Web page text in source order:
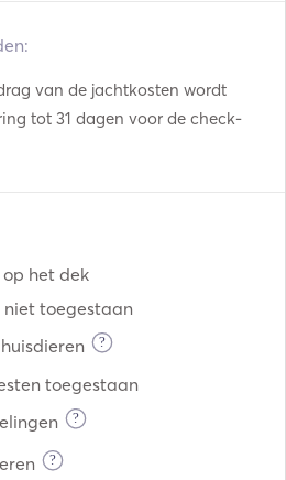
van de jachtkosten wordt
tot 31 dagen voor de check-
het dek
niet toegestaan
?
toegestaan
?
?